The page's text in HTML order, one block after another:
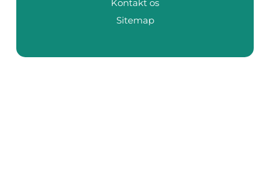
Kontakt os
Sitemap